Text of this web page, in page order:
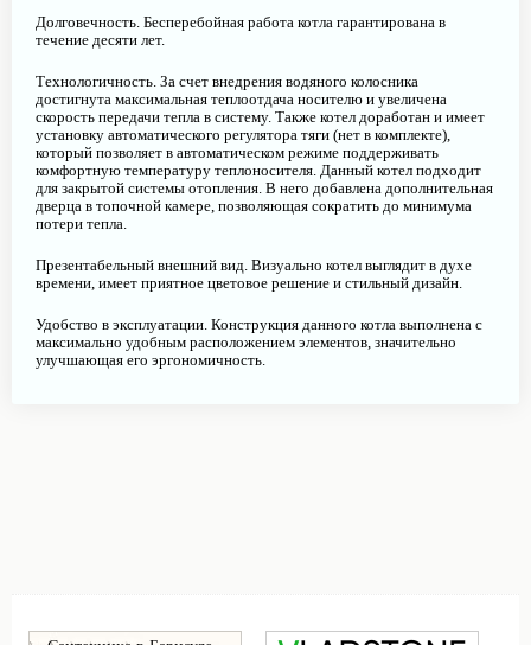
Долговечность. Бесперебойная работа котла гарантирована в
течение десяти лет.
Технологичность. За счет внедрения водяного колосника
достигнута максимальная теплоотдача носителю и увеличена
скорость передачи тепла в систему. Также котел доработан и имеет
установку автоматического регулятора тяги (нет в комплекте),
который позволяет в автоматическом режиме поддерживать
комфортную температуру теплоносителя. Данный котел подходит
для закрытой системы отопления. В него добавлена дополнительная
дверца в топочной камере, позволяющая сократить до минимума
потери тепла.
Презентабельный внешний вид. Визуально котел выглядит в духе
времени, имеет приятное цветовое решение и стильный дизайн.
Удобство в эксплуатации. Конструкция данного котла выполнена с
максимально удобным расположением элементов, значительно
улучшающая его эргономичность.